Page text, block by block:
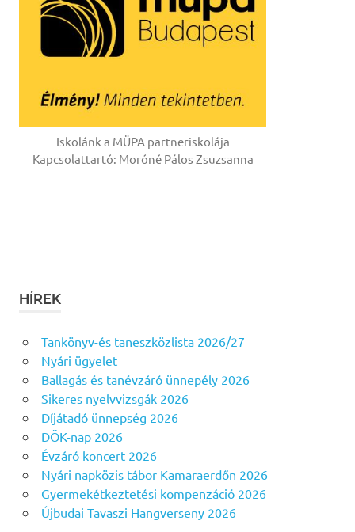
Iskolánk a MÜPA partneriskolája
Kapcsolattartó: Moróné Pálos Zsuzsanna
HÍREK
Tankönyv-és taneszközlista 2026/27
Nyári ügyelet
Ballagás és tanévzáró ünnepély 2026
Sikeres nyelvvizsgák 2026
Díjátadó ünnepség 2026
DÖK-nap 2026
Évzáró koncert 2026
Nyári napközis tábor Kamaraerdőn 2026
Gyermekétkeztetési kompenzáció 2026
Újbudai Tavaszi Hangverseny 2026